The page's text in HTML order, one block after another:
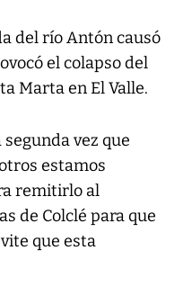
del río Antón causó
el colapso del
Marta en El Valle.
vez que
estamos
remitirlo al
de Colclé para que
que esta